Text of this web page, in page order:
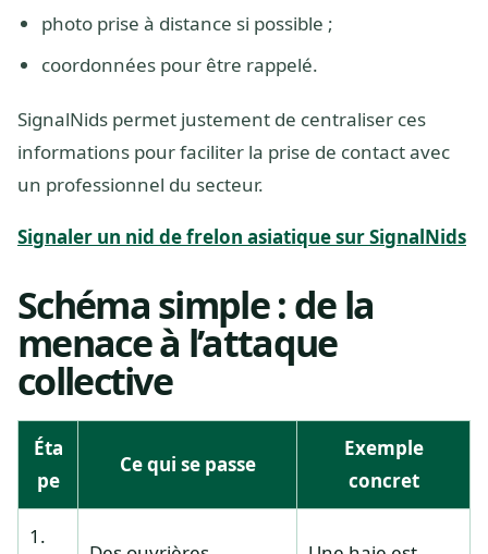
photo prise à distance si possible ;
coordonnées pour être rappelé.
SignalNids permet justement de centraliser ces
informations pour faciliter la prise de contact avec
un professionnel du secteur.
Signaler un nid de frelon asiatique sur SignalNids
Schéma simple : de la
menace à l’attaque
collective
Éta
pe
Ce qui se passe
Exemple
concret
1.